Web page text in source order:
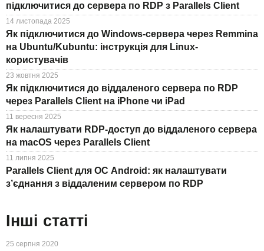
підключитися до сервера по RDP з Parallels Client
14 листопада 2025
Як підключитися до Windows-сервера через Remmina
на Ubuntu/Kubuntu: інструкція для Linux-
користувачів
23 жовтня 2025
Як підключитися до віддаленого сервера по RDP
через Parallels Client на iPhone чи iPad
11 вересня 2025
Як налаштувати RDP-доступ до віддаленого сервера
на macOS через Parallels Client
11 липня 2025
Parallels Client для ОС Android: як налаштувати
з’єднання з віддаленим сервером по RDP
Інші статті
25 серпня 2020